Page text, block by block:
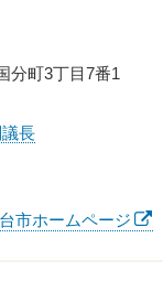
分町3丁目7番1
長
市ホームページ